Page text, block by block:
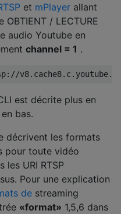
et mPlayer allant
OBTIENT / LECTURE
audio Youtube en
channel = 1 .
est décrite plus en
bas.
décrivent les formats
pour toute vidéo
les URI RTSP
Pour une explication
de streaming
«format» 1,5,6 dans